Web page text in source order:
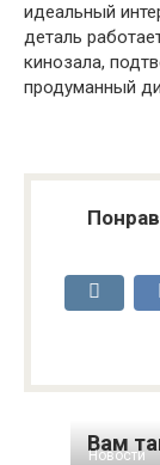
идеальный
деталь
кинозала,
продуманный
Вам
Новости